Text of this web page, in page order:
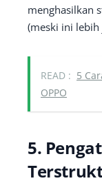
menghasilkan
(meski ini
READ : 5
OPPO
5.